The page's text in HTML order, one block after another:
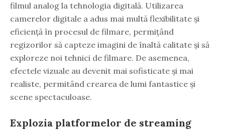
filmul analog la tehnologia digitală. Utilizarea
camerelor digitale a adus mai multă flexibilitate și
eficiență în procesul de filmare, permițând
regizorilor să capteze imagini de înaltă calitate și să
exploreze noi tehnici de filmare. De asemenea,
efectele vizuale au devenit mai sofisticate și mai
realiste, permitând crearea de lumi fantastice și
scene spectaculoase.
Explozia platformelor de streaming